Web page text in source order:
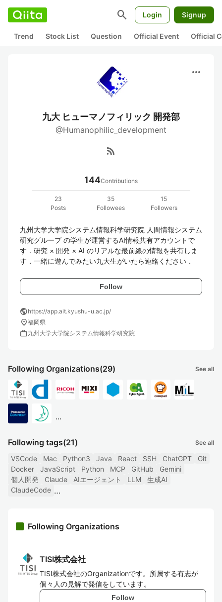
search Login Signup
Trend Stock List Question Official Event Official
more_horiz
九大 ヒューマノフィリック 開発部
@Humanophilic_development
rss_feed
144Contributions
23
Posts
35
Followees
15
Followers
九州大学大学院システム情報科学研究院 人間情報システム
研究グループ の学生が運営するAI情報共有アカウントで
す．研究 × 開発 × AI のリアルな最前線の情報を共有しま
す．一緒に遊んでみたい九大生がいたら連絡ください．
Follow
publichttps://app.ait.kyushu-u.ac.jp/
location_on福岡県
work九州大学大学院システム情報科学研究院
Following Organizations(29) See all
...
Following tags(21) See all
VSCode Mac Python3 Java React SSH ChatGPT
Git
Docker
JavaScript Python MCP GitHub
Gemini
個人開発
Claude AIエージェント LLM
生成AI
ClaudeCode
Following Organizations
TISI株式会社
TISI株式会社のOrganizationです。所属する有志が
個々人の見解で発信をしています。
Follow